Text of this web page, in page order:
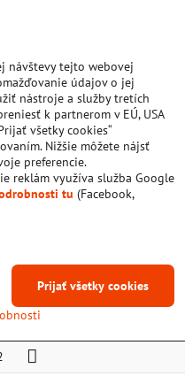
návštevy tejto webovej
údajov o jej
nástroje a služby tretích
k partnerom v EÚ, USA
všetky cookies“
Nižšie môžete nájsť
preferencie.
reklám využíva služba Google
tu (Facebook,
Prijať všetky cookies